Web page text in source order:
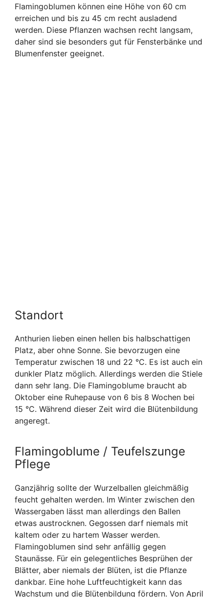
Flamingoblumen können eine Höhe von 60 cm
erreichen und bis zu 45 cm recht ausladend
werden. Diese Pflanzen wachsen recht langsam,
daher sind sie besonders gut für Fensterbänke und
Blumenfenster geeignet.
Standort
Anthurien lieben einen hellen bis halbschattigen
Platz, aber ohne Sonne. Sie bevorzugen eine
Temperatur zwischen 18 und 22 °C. Es ist auch ein
dunkler Platz möglich. Allerdings werden die Stiele
dann sehr lang. Die Flamingoblume braucht ab
Oktober eine Ruhepause von 6 bis 8 Wochen bei
15 °C. Während dieser Zeit wird die Blütenbildung
angeregt.
Flamingoblume / Teufelszunge
Pflege
Ganzjährig sollte der Wurzelballen gleichmäßig
feucht gehalten werden. Im Winter zwischen den
Wassergaben lässt man allerdings den Ballen
etwas austrocknen. Gegossen darf niemals mit
kaltem oder zu hartem Wasser werden.
Flamingoblumen sind sehr anfällig gegen
Staunässe. Für ein gelegentliches Besprühen der
Blätter, aber niemals der Blüten, ist die Pflanze
dankbar. Eine hohe Luftfeuchtigkeit kann das
Wachstum und die Blütenbildung fördern. Von April